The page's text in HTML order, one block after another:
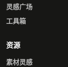
灵感广场
工具箱
资源
素材灵感